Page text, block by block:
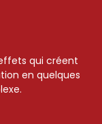
qui créent
en quelques